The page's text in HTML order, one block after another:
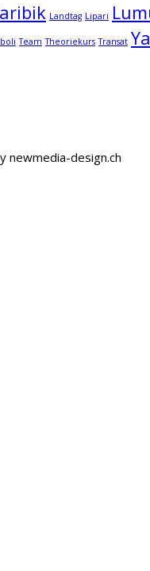
Landtag Lipari
Team Theoriekurs Transat
newmedia-design.ch